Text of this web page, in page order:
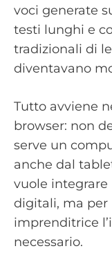
voci generate
testi lunghi e
tradizionali di
diventavano
Tutto avviene
browser: non
serve un
anche dal
vuole
digitali, ma per
imprenditrice
necessario.